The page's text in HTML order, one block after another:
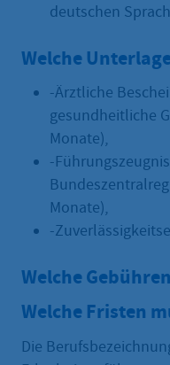
deutschen
Welche
-Ärztliche
gesundheitliche
Monate),
-
Monate),
-
Welche
Welche Fristen
Die